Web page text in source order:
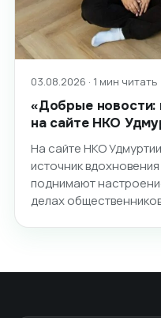
03.08.2026 · 1 мин читать
«Добрые новости:
на сайте НКО
На сайте НКО
источник
поднимают
делах